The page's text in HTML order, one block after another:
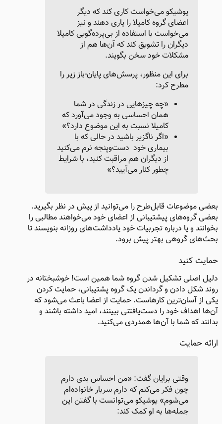
یوشیکو می‌خواست کاری کند که دیگر
اعضای گروه کامیلا را یاری دهند و نیز
می‌خواست با استفاده از بی‌پرده‌گویی کامیلا
دیگران را تشویق کند که آن‌ها هم از
مشکلات خود سخن بگویند.
برای این منظور، پرسش‌های پایان-باز زیر را
مطرح کرد:
«چه چیزهایی در زندگی در شما
همان احساسی به وجود می‌آورد که
کامیلا نسبت به این موضوع دارد؟»
«اگر ناگزیر باشید در حالی که با
بیماری خود دست‌وپنجه نرم می‌کنید
از دیگران هم مراقبت کنید، با شرایط
چطور کنار می‌آیید؟»
بعضی موضوعات قابل‌طرح را می‌توانید از پیش در نظر بگیرید.
بعضی گروه‌های پیشتیبانی از اعضای خود می‌خواهند مطالبی را
بخوانند و یا درباره تجربیات خود یادداشت‌های روزانه بنویسند تا
بحث‌های گروهی بهتر پیش برود.
حمایت کنید
دلیل اصلی تشکیل شدن گروه شما همین است! خوشبختانه در
روند شکل دادن و گرداندن یک گروه پشتیبانی، حمایت کردن
یکی از آسان‌ترین کارهاست. حمایت از اعضا باعث می‌شود که
آن‌ها اهداف خود را دست‌یافتنی ببینند، امید داشته باشند و
بدانند که شما با آن‌ها همدردی می‌کنید.
ارائه حمایت​
وقتی برایان گفت: «من احساس بدی دارم
چون فکر می‌کنم که دارم سربار خانواده‌ام
می‌شوم» یوشیکو ‌می‌توانست با گفتن این
جمله‌ها به او کمک کند: